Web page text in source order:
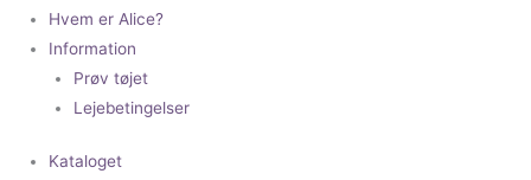
Hvem er Alice?
Information
Prøv tøjet
Lejebetingelser
Kataloget